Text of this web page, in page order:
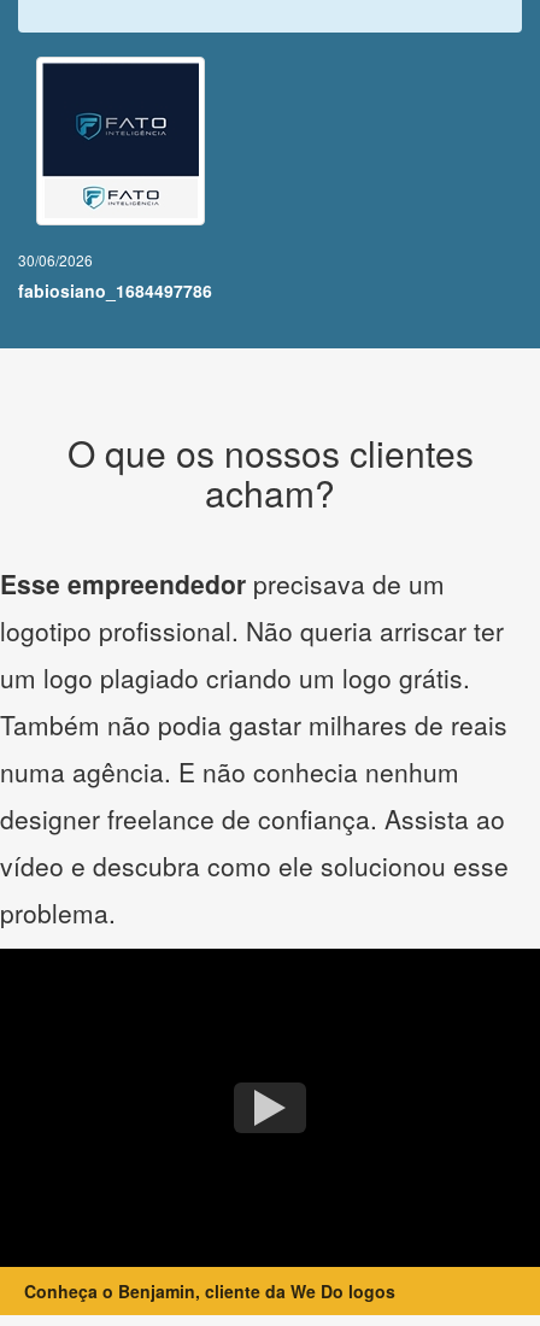
30/06/2026
fabiosiano_1684497786
O que os nossos clientes
acham?
Esse empreendedor precisava de um
logotipo profissional. Não queria arriscar ter
um logo plagiado criando um logo grátis.
Também não podia gastar milhares de reais
numa agência. E não conhecia nenhum
designer freelance de confiança. Assista ao
vídeo e descubra como ele solucionou esse
problema.
Conheça o Benjamin, cliente da We Do logos